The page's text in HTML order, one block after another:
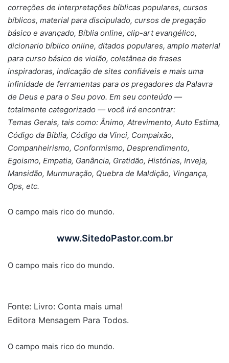
correções de interpretações bíblicas populares, cursos
bíblicos, material para discipulado, cursos de pregação
básico e avançado, Bíblia online, clip-art evangélico,
dicionario bíblico online, ditados populares, amplo material
para curso básico de violão, coletânea de frases
inspiradoras, indicação de sites confiáveis e mais uma
infinidade de ferramentas para os pregadores da Palavra
de Deus e para o Seu povo. Em seu conteúdo —
totalmente categorizado — você irá encontrar:
Temas Gerais, tais como: Ânimo, Atrevimento, Auto Estima,
Código da Bíblia, Código da Vinci, Compaixão,
Companheirismo, Conformismo, Desprendimento,
Egoismo, Empatia, Ganância, Gratidão, Histórias, Inveja,
Mansidão, Murmuração, Quebra de Maldição, Vingança,
Ops, etc.
O campo mais rico do mundo.
www.SitedoPastor.com.br
O campo mais rico do mundo.
Fonte: Livro: Conta mais uma!
Editora Mensagem Para Todos.
O campo mais rico do mundo.